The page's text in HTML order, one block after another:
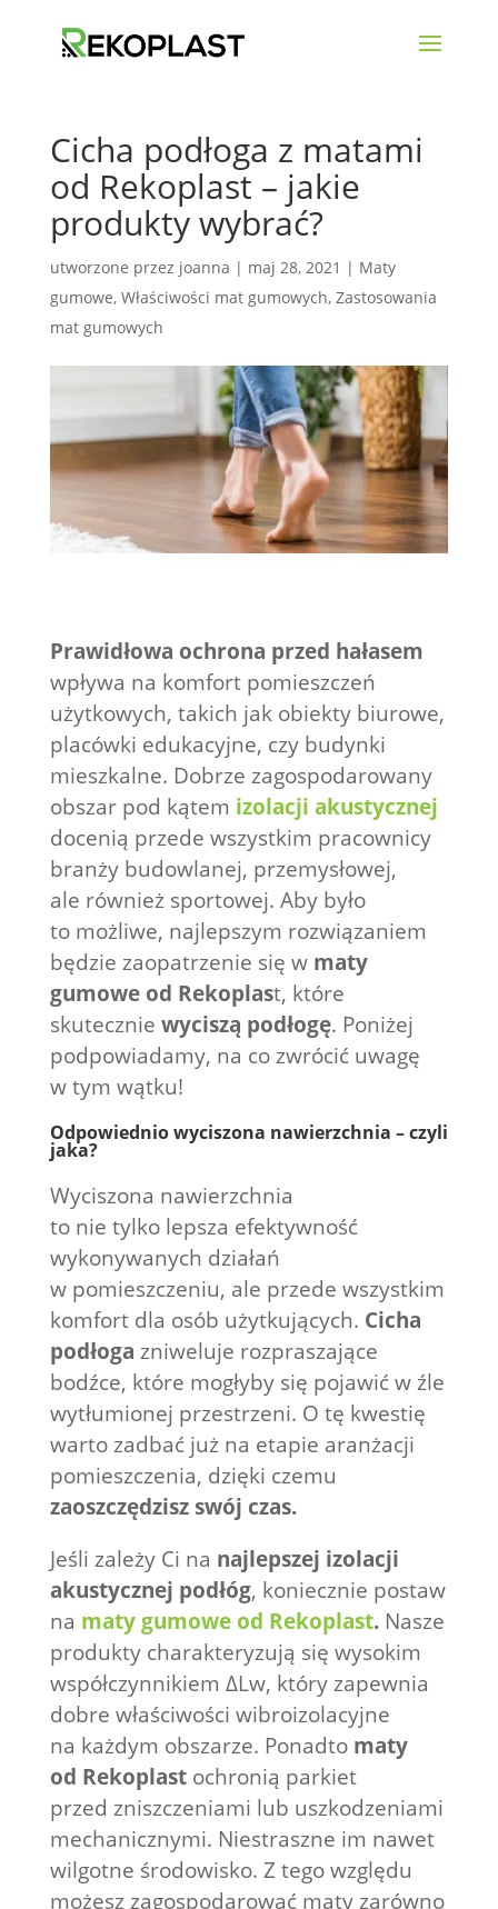
Cicha podłoga z matami
od Rekoplast – jakie
produkty wybrać?
utworzone przez joanna | maj 28, 2021 | Maty
gumowe, Właściwości mat gumowych, Zastosowania
mat gumowych
Prawidłowa ochrona przed hałasem
wpływa na komfort pomieszczeń
użytkowych, takich jak obiekty biurowe,
placówki edukacyjne, czy budynki
mieszkalne. Dobrze zagospodarowany
obszar pod kątem izolacji akustycznej
docenią przede wszystkim pracownicy
branży budowlanej, przemysłowej,
ale również sportowej. Aby było
to możliwe, najlepszym rozwiązaniem
będzie zaopatrzenie się w maty
gumowe od Rekoplast, które
skutecznie wyciszą podłogę. Poniżej
podpowiadamy, na co zwrócić uwagę
w tym wątku!
Odpowiednio wyciszona nawierzchnia – czyli
jaka?
Wyciszona nawierzchnia
to nie tylko lepsza efektywność
wykonywanych działań
w pomieszczeniu, ale przede wszystkim
komfort dla osób użytkujących. Cicha
podłoga zniweluje rozpraszające
bodźce, które mogłyby się pojawić w źle
wytłumionej przestrzeni. O tę kwestię
warto zadbać już na etapie aranżacji
pomieszczenia, dzięki czemu
zaoszczędzisz swój czas.
Jeśli zależy Ci na najlepszej izolacji
akustycznej podłóg, koniecznie postaw
na maty gumowe od Rekoplast.Nasze
produkty charakteryzują się wysokim
współczynnikiem ∆Lw, który zapewnia
dobre właściwości wibroizolacyjne
na każdym obszarze. Ponadtomaty
od Rekoplast ochronią parkiet
przed zniszczeniami lub uszkodzeniami
mechanicznymi. Niestraszne im nawet
wilgotne środowisko. Z tego względu
możesz zagospodarować maty zarówno